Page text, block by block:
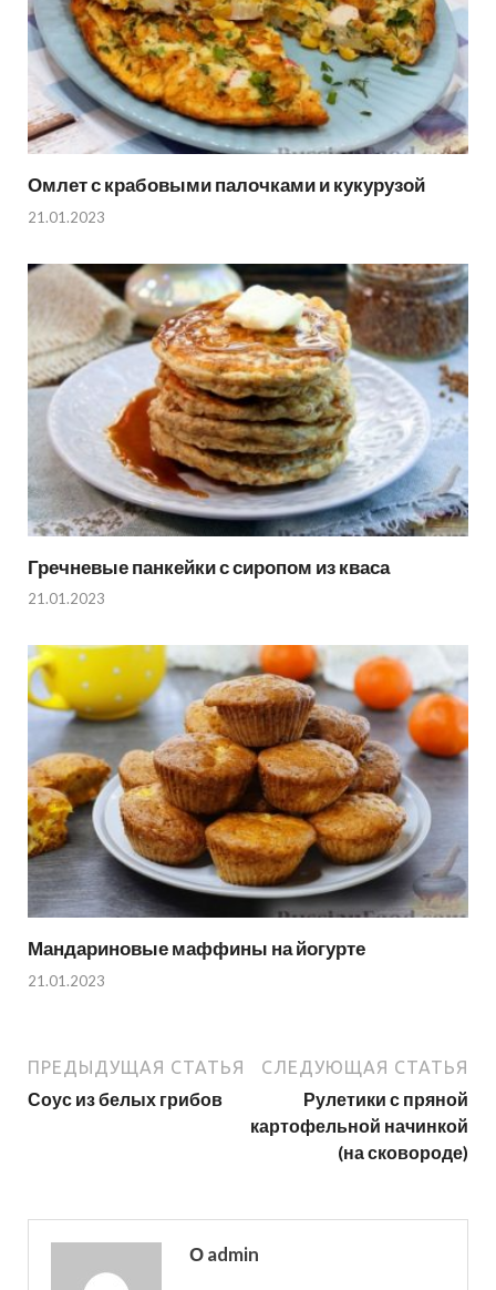
Омлет с крабовыми палочками и кукурузой
21.01.2023
Гречневые панкейки с сиропом из кваса
21.01.2023
Мандариновые маффины на йогурте
21.01.2023
ПРЕДЫДУЩАЯ СТАТЬЯ
Соус из белых грибов
СЛЕДУЮЩАЯ СТАТЬЯ
Рулетики с пряной
картофельной начинкой
(на сковороде)
О admin